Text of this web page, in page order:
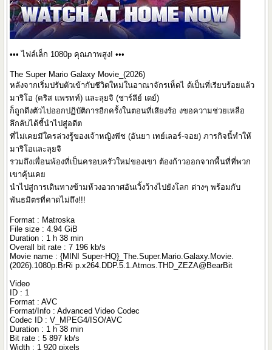
••• ไฟล์เล็ก 1080p คุณภาพสูง! •••
The Super Mario Galaxy Movie_(2026)
หลังจากเริ่มปรับตัวเข้ากับชีวิตใหม่ในอาณาจักรเห็ดไ ด้เป็นที่เรียบร้อยแล้ว
มาริโอ (คริส แพรทท์) และลุยจิ (ชาร์ลีย์ เดย์)
ก็ถูกดึงตัวไปออกปฏิบัติการอีกครั้งในตอนที่เสียงร้อ งขอความช่วยเหลือ
ลึกลับได้ชี้นำไปสู่อดีต
ที่ไม่เคยมีใครล่วงรู้ของเจ้าหญิงพีช (อันยา เทย์เลอร์-จอย) ภารกิจนี้ทำให้
มาริโอและลุยจิ
รวมถึงเพื่อนพ้องที่เป็นครอบครัวใหม่ของเขา ต้องก้าวออกจากพื้นที่ที่พวก
เขาคุ้นเคย
นำไปสู่การเดินทางข้ามห้วงอวกาศอันเวิ้งว้างไปยังโลก ต่างๆ พร้อมกับ
พันธมิตรที่คาดไม่ถึง!!!
Format : Matroska
File size : 4.94 GiB
Duration : 1 h 38 min
Overall bit rate : 7 196 kb/s
Movie name : {MINI Super-HQ}_The.Super.Mario.Galaxy.Movie.
(2026).1080p.BrRi p.x264.DDP.5.1.Atmos.THD_ZEZA@BearBit
Video
ID : 1
Format : AVC
Format/Info : Advanced Video Codec
Codec ID : V_MPEG4/ISO/AVC
Duration : 1 h 38 min
Bit rate : 5 897 kb/s
Width : 1 920 pixels